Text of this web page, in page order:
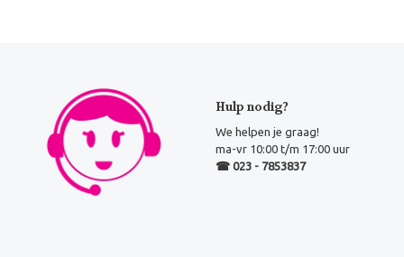
Hulp nodig?
We helpen je graag!
ma-vr 10:00 t/m 17:00 uur
☎ 023 - 7853837